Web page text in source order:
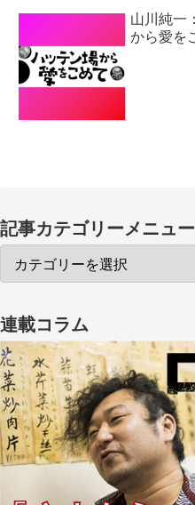
山川純一
から愛を
記事カテゴリーメニュー
連載コラム